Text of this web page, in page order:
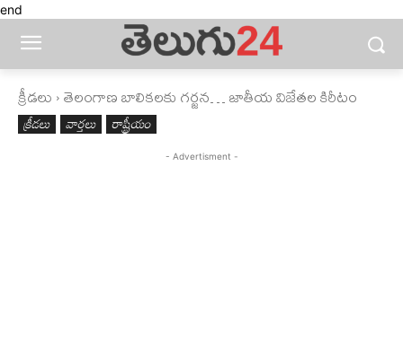
end
క్రీడలు తెలంగాణ బాలికలకు గర్జన… జాతీయ విజేతల కిరీటం
క్రీడలు వార్తలు రాష్ట్రీయం
- Advertisment -